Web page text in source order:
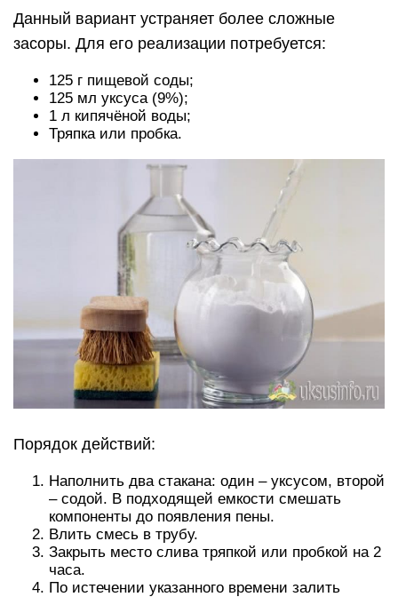
Данный вариант устраняет более сложные
засоры. Для его реализации потребуется:
125 г пищевой соды;
125 мл уксуса (9%);
1 л кипячёной воды;
Тряпка или пробка.
Порядок действий:
Наполнить два стакана: один – уксусом, второй
– содой. В подходящей емкости смешать
компоненты до появления пены.
Влить смесь в трубу.
Закрыть место слива тряпкой или пробкой на 2
часа.
По истечении указанного времени залить